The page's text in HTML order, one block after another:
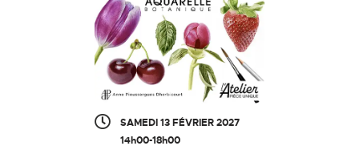
SAMEDI 13 FÉVRIER 2027
14h00-18h00